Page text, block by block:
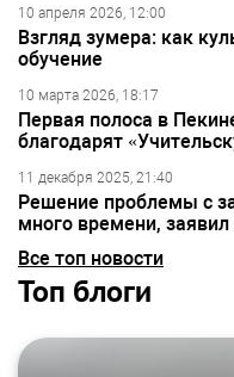
10 апреля 2026, 12:00
Взгляд зумера: как
обучение
10 марта 2026, 18:17
Первая полоса в
благодарят
11 декабря 2025, 21:40
Решение проблемы с
много времени,
Все топ новости
Топ блоги